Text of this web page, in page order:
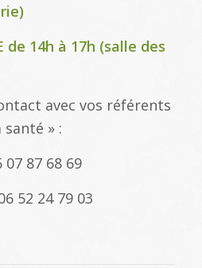
de 14h à 17h (salle des
avec vos référents
» :
07 87 68 69
52 24 79 03